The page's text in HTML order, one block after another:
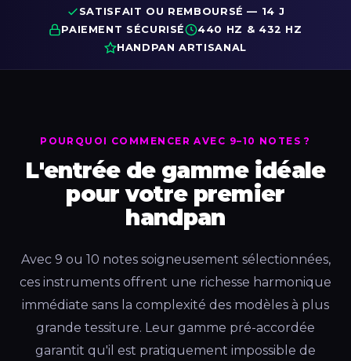
SATISFAIT OU REMBOURSÉ — 14 J
PAIEMENT SÉCURISÉ
440 HZ & 432 HZ
HANDPAN ARTISANAL
POURQUOI COMMENCER AVEC 9–10 NOTES ?
L'entrée de gamme idéale
pour votre premier
handpan
Avec 9 ou 10 notes soigneusement sélectionnées,
ces instruments offrent une richesse harmonique
immédiate sans la complexité des modèles à plus
grande tessiture. Leur gamme pré-accordée
garantit qu'il est pratiquement impossible de